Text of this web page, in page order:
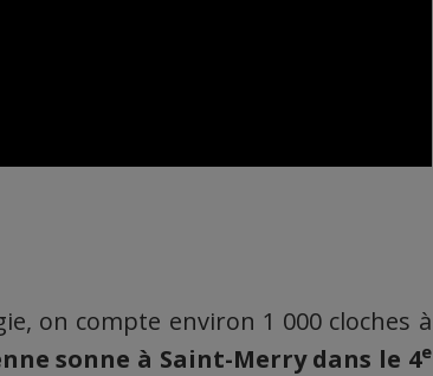
on compte environ 1 000 cloches à
sonne à Saint-Merry dans le 4e